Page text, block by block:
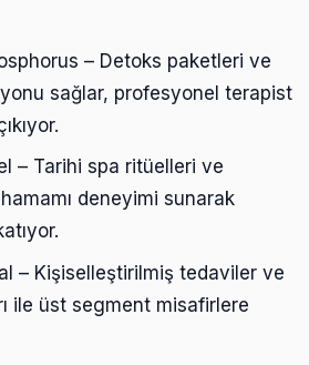
– Detoks paketleri ve
sağlar, profesyonel terapist
– Tarihi spa ritüelleri ve
deneyimi sunarak
– Kişiselleştirilmiş tedaviler ve
ile üst segment misafirlere